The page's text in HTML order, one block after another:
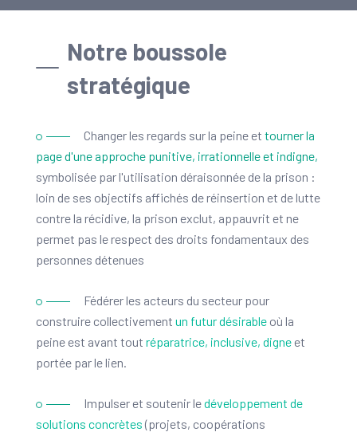
2018
Après 5 années d'engagement, d'expérimentations et
l’Etat annonce la création de l'Agence du travail
d'intérêt général et de l'insertion professionnelle des
personnes placées sous main de justice.
Le premier Tour de France du TIG est clôturé à Paris en
présence de Robert Badinter et de la ministre de la
Justice, Nicole Belloubet.
Notre boussole
stratégique
Changer les regards sur la peine et tourner la
page d'une approche punitive, irrationnelle et indigne,
symbolisée par l'utilisation déraisonnée de la prison :
loin de ses objectifs affichés de réinsertion et de lutte
contre la récidive, la prison exclut, appauvrit et ne
permet pas le respect des droits fondamentaux des
personnes détenues
Fédérer les acteurs du secteur pour
construire collectivement un futur désirableoù la
peine est avant tout réparatrice, inclusive, digneet
portée par le lien.
Impulser et soutenir ledéveloppement de
solutions concrètes (projets, coopérations